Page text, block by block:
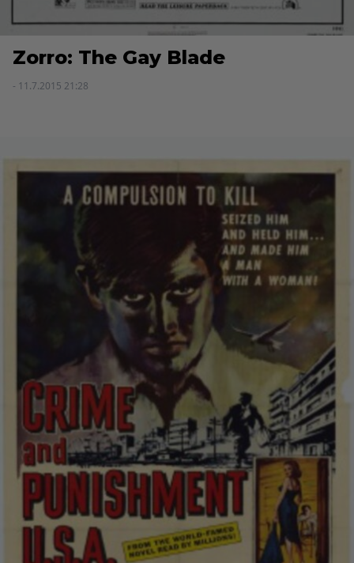
Zorro: The Gay Blade
- 11.7.2015 21:28